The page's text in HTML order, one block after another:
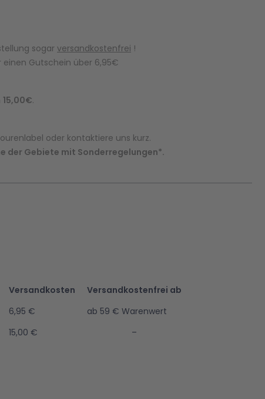
sogar versandkostenfrei !
einen Gutschein über 6,95€
15,00€.
oder kontaktiere uns kurz.
der Gebiete mit Sonderregelungen*.
Versandkosten
Versandkostenfrei ab
6,95 €
ab 59 € Warenwert
15,00 € –